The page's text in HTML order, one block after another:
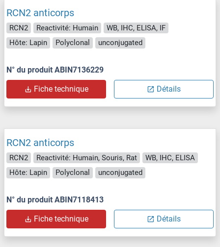
RCN2 anticorps
RCN2 Reactivité: Humain
WB, IHC, ELISA, IF
Hôte: Lapin
Polyclonal unconjugated
N° du produit ABIN7136229
Fiche technique Détails
RCN2 anticorps
RCN2 Reactivité: Humain, Souris, Rat
WB, IHC, ELISA
Hôte: Lapin
Polyclonal unconjugated
N° du produit ABIN7118413
Fiche technique Détails